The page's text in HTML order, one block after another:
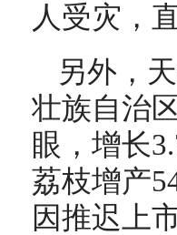
人受灾，
另外，
壮族自治
眼，增长
荔枝增产
因推迟上